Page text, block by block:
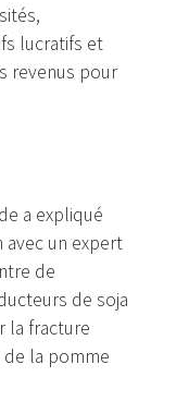
lucratifs et
revenus pour
a expliqué
avec un expert
de
de soja
la fracture
la pomme